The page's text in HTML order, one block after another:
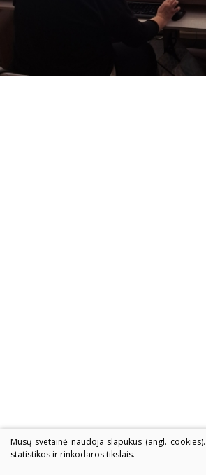
Mūsų svetainė naudoja slapukus (angl.
statistikos ir rinkodaros tikslais.